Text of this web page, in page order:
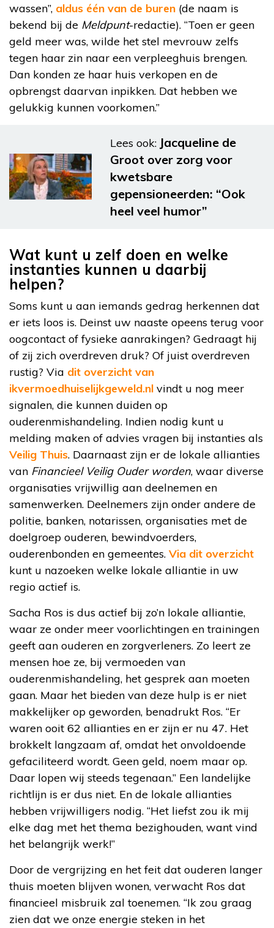
wassen”, aldus één van de buren (de naam is
bekend bij de Meldpunt-redactie). “Toen er geen
geld meer was, wilde het stel mevrouw zelfs
tegen haar zin naar een verpleeghuis brengen.
Dan konden ze haar huis verkopen en de
opbrengst daarvan inpikken. Dat hebben we
gelukkig kunnen voorkomen.”
Lees ook: Jacqueline de
Groot over zorg voor
kwetsbare
gepensioneerden: “Ook
heel veel humor”
Wat kunt u zelf doen en welke
instanties kunnen u daarbij
helpen?
Soms kunt u aan iemands gedrag herkennen dat
er iets loos is. Deinst uw naaste opeens terug voor
oogcontact of fysieke aanrakingen? Gedraagt hij
of zij zich overdreven druk? Of juist overdreven
rustig? Via dit overzicht van
ikvermoedhuiselijkgeweld.nl vindt u nog meer
signalen, die kunnen duiden op
ouderenmishandeling. Indien nodig kunt u
melding maken of advies vragen bij instanties als
Veilig Thuis. Daarnaast zijn er de lokale allianties
van Financieel Veilig Ouder worden, waar diverse
organisaties vrijwillig aan deelnemen en
samenwerken. Deelnemers zijn onder andere de
politie, banken, notarissen, organisaties met de
doelgroep ouderen, bewindvoerders,
ouderenbonden en gemeentes. Via dit overzicht
kunt u nazoeken welke lokale alliantie in uw
regio actief is.
Sacha Ros is dus actief bij zo’n lokale alliantie,
waar ze onder meer voorlichtingen en trainingen
geeft aan ouderen en zorgverleners. Zo leert ze
mensen hoe ze, bij vermoeden van
ouderenmishandeling, het gesprek aan moeten
gaan. Maar het bieden van deze hulp is er niet
makkelijker op geworden, benadrukt Ros. “Er
waren ooit 62 allianties en er zijn er nu 47. Het
brokkelt langzaam af, omdat het onvoldoende
gefaciliteerd wordt. Geen geld, noem maar op.
Daar lopen wij steeds tegenaan.” Een landelijke
richtlijn is er dus niet. En de lokale allianties
hebben vrijwilligers nodig. “Het liefst zou ik mij
elke dag met het thema bezighouden, want vind
het belangrijk werk!”
Door de vergrijzing en het feit dat ouderen langer
thuis moeten blijven wonen, verwacht Ros dat
financieel misbruik zal toenemen. “Ik zou graag
zien dat we onze energie steken in het